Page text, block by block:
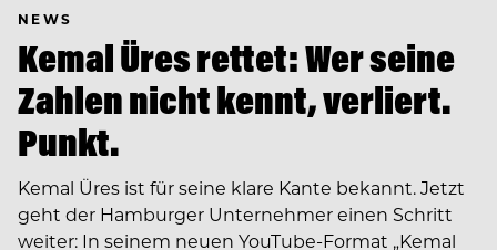
NEWS
Kemal Üres rettet: Wer seine
Zahlen nicht kennt, verliert.
Punkt.
Kemal Üres ist für seine klare Kante bekannt. Jetzt
geht der Hamburger Unternehmer einen Schritt
weiter: In seinem neuen YouTube-Format „Kemal